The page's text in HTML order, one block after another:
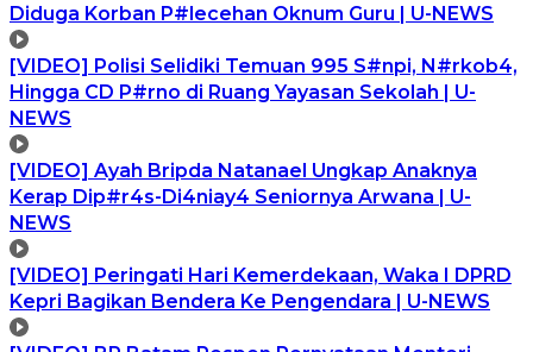
Diduga Korban P#lecehan Oknum Guru | U-NEWS
[VIDEO] Polisi Selidiki Temuan 995 S#npi, N#rkob4,
Hingga CD P#rno di Ruang Yayasan Sekolah | U-
NEWS
[VIDEO] Ayah Bripda Natanael Ungkap Anaknya
Kerap Dip#r4s-Di4niay4 Seniornya Arwana | U-
NEWS
[VIDEO] Peringati Hari Kemerdekaan, Waka I DPRD
Kepri Bagikan Bendera Ke Pengendara | U-NEWS